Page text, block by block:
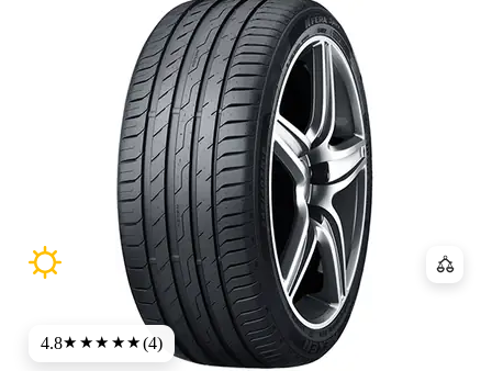
4.8★★★★★(4)